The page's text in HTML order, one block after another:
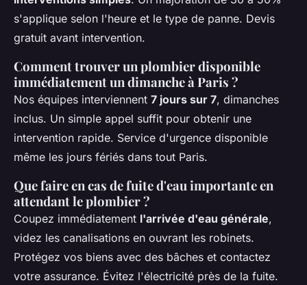
s'applique selon l'heure et le type de panne. Devis
gratuit avant intervention.
Comment trouver un plombier disponible
immédiatement un dimanche à Paris ?
Nos équipes interviennent 7 jours sur 7, dimanches
inclus. Un simple appel suffit pour obtenir une
intervention rapide. Service d'urgence disponible
même les jours fériés dans tout Paris.
Que faire en cas de fuite d'eau importante en
attendant le plombier ?
Coupez immédiatement l'arrivée d'eau générale,
videz les canalisations en ouvrant les robinets.
Protégez vos biens avec des bâches et contactez
votre assurance. Évitez l'électricité près de la fuite.